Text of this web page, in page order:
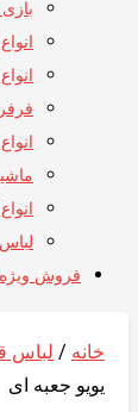
فروش
خانه / لباس
یویو جعبه ای